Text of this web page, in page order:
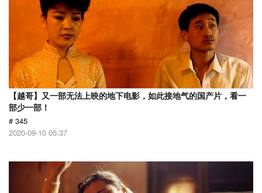
【越哥】又一部无法上映的地下电影，如此接地气的国产片，看一
部少一部！
# 345
2020-09-10 05:37